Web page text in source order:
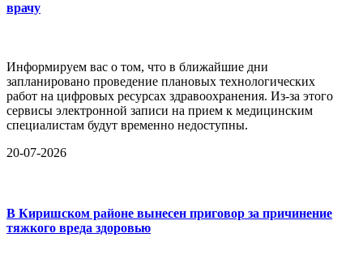
врачу
Информируем вас о том, что в ближайшие дни
запланировано проведение плановых технологических
работ на цифровых ресурсах здравоохранения. Из-за этого
сервисы электронной записи на прием к медицинским
специалистам будут временно недоступны.
20-07-2026
В Киришском районе вынесен приговор за причинение
тяжкого вреда здоровью